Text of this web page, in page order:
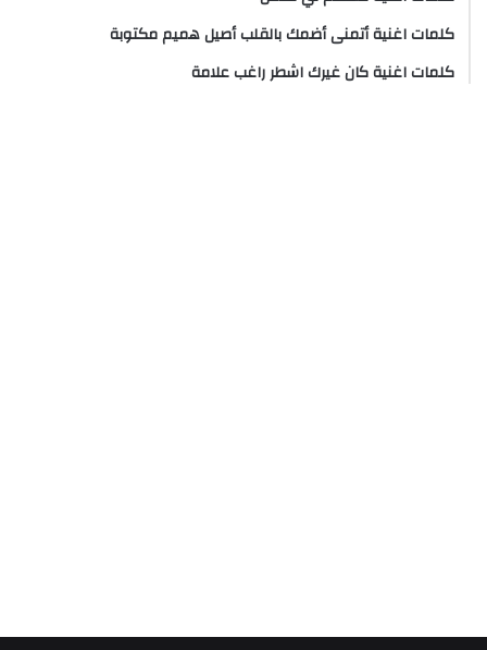
كلمات اغنية أتمنى أضمك بالقلب أصيل هميم مكتوبة
كلمات اغنية كان غيرك اشطر راغب علامة